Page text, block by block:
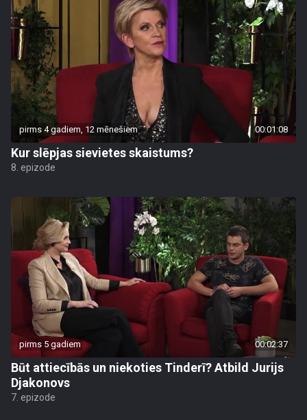
pirms 4 gadiem, 12 mēnešiem 00:01:08
Kur slēpjas sievietes skaistums?
8. epizode
pirms 5 gadiem 00:02:37
Būt attiecībās un niekoties Tinderī? Atbild Jurijs
Djakonovs
7. epizode